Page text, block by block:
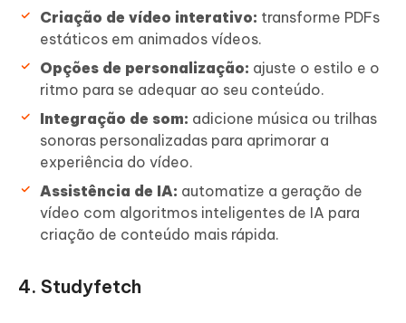
Criação de vídeo interativo: transforme PDFs
estáticos em animados vídeos.
Opções de personalização: ajuste o estilo e o
ritmo para se adequar ao seu conteúdo.
Integração de som: adicione música ou trilhas
sonoras personalizadas para aprimorar a
experiência do vídeo.
Assistência de IA: automatize a geração de
vídeo com algoritmos inteligentes de IA para
criação de conteúdo mais rápida.
4. Studyfetch